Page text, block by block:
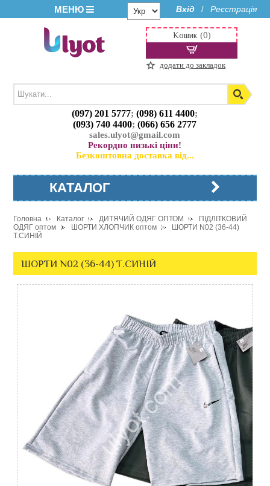
МЕНЮ Вхід / Реєстрація
(097) 201 5777;(098) 611 4400;
(093) 740 4400;(066) 656 2777
sales.ulyot@gmail.com
Рекордно низькі ціни!
Безкоштовна доставка від...
Кошик (0)
додати до закладок
КАТАЛОГ
Головна Каталог ДИТЯЧИЙ ОДЯГ ОПТОМ
ПІДЛІТКОВИЙ
ОДЯГ оптом
ШОРТИ ХЛОПЧИК оптом
ШОРТИ N02 (36-44)
Т.СИНІЙ
ШОРТИ N02 (36-44) Т.СИНІЙ